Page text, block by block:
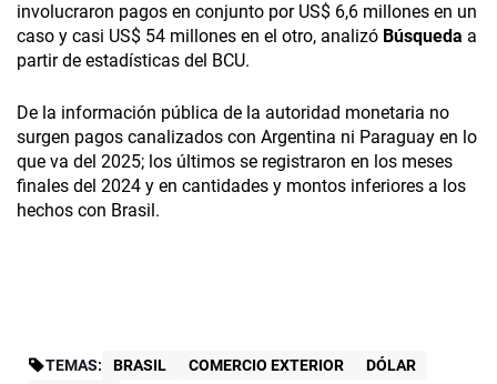
involucraron pagos en conjunto por US$ 6,6 millones en un
caso y casi US$ 54 millones en el otro, analizó Búsqueda a
partir de estadísticas del BCU.
De la información pública de la autoridad monetaria no
surgen pagos canalizados con Argentina ni Paraguay en lo
que va del 2025; los últimos se registraron en los meses
finales del 2024 y en cantidades y montos inferiores a los
hechos con Brasil.
TEMAS: BRASIL COMERCIO EXTERIOR
DÓLAR